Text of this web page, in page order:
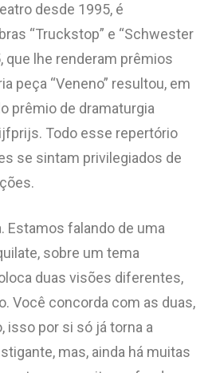
desde 1995, é
“Truckstop” e “Schwester
que lhe renderam prêmios
peça “Veneno” resultou, em
prêmio de dramaturgia
Todo esse repertório
se sintam privilegiados de
Estamos falando de uma
sobre um tema
duas visões diferentes,
Você concorda com as duas,
isso por si só já torna a
mas, ainda há muitas